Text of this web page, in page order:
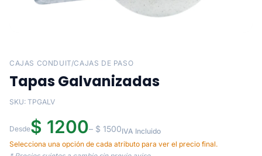
CAJAS CONDUIT/CAJAS DE PASO
Tapas Galvanizadas
SKU: TPGALV
Desde$ 1200– $ 1500IVA Incluido
Selecciona una opción de cada atributo para ver el precio final.